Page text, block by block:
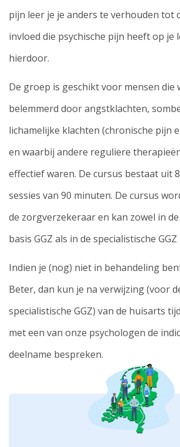
pijn leer je je anders te verhouden tot
invloed die psychische pijn heeft op je
hierdoor.
De groep is geschikt voor mensen die
belemmerd door angstklachten,
lichamelijke klachten (chronische pijn
en waarbij andere reguliere
effectief waren. De cursus bestaat uit
sessies van 90 minuten. De cursus
de zorgverzekeraar en kan zowel in
basis GGZ als in de specialistische
Indien je (nog) niet in behandeling
Beter, dan kun je na verwijzing (voor
specialistische GGZ) van de huisarts
met een van onze psychologen de
deelname bespreken.